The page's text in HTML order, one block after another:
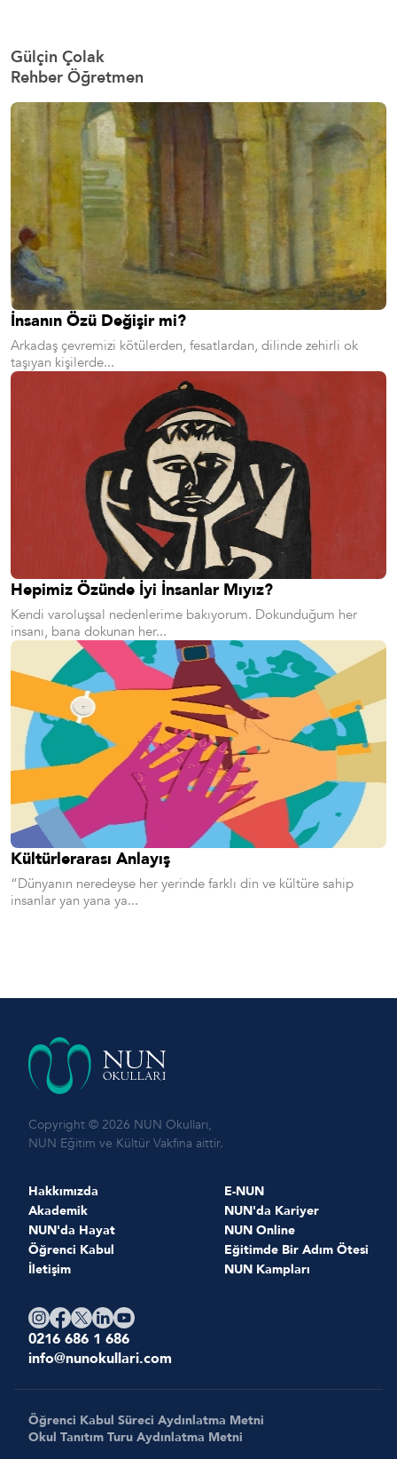
Gülçin Çolak
Rehber Öğretmen
İnsanın Özü Değişir mi?
Arkadaş çevremizi kötülerden, fesatlardan, dilinde zehirli ok
taşıyan kişilerde...
Hepimiz Özünde İyi İnsanlar Mıyız?
Kendi varoluşsal nedenlerime bakıyorum. Dokunduğum her
insanı, bana dokunan her...
Kültürlerarası Anlayış
“Dünyanın neredeyse her yerinde farklı din ve kültüre sahip
insanlar yan yana ya...
Copyright © 2026 NUN Okulları,
NUN Eğitim ve Kültür Vakfına aittir.
Hakkımızda
Akademik
NUN'da Hayat
Öğrenci Kabul
İletişim
E-NUN
NUN'da Kariyer
NUN Online
Eğitimde Bir Adım Ötesi
NUN Kampları
0216 686 1 686
info@nunokullari.com
Öğrenci Kabul Süreci Aydınlatma Metni
Okul Tanıtım Turu Aydınlatma Metni